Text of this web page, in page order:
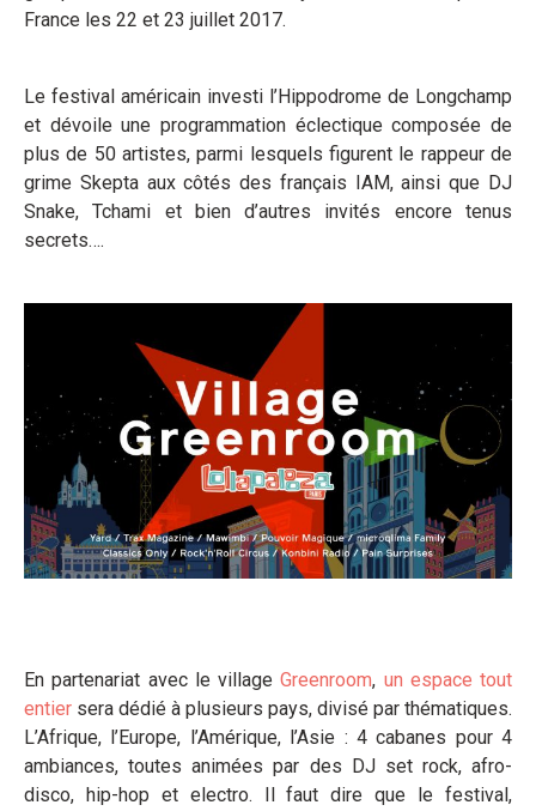
France les 22 et 23 juillet 2017.
Le festival américain investi l’Hippodrome de Longchamp
et dévoile une programmation éclectique composée de
plus de 50 artistes, parmi lesquels figurent le rappeur de
grime Skepta aux côtés des français IAM, ainsi que DJ
Snake, Tchami et bien d’autres invités encore tenus
secrets….
En partenariat avec le villageGreenroom, un espace tout
entier sera dédié à plusieurs pays, divisé par thématiques.
L’Afrique, l’Europe, l’Amérique, l’Asie : 4 cabanes pour 4
ambiances, toutes animées par des DJ set rock, afro-
disco, hip-hop et electro. Il faut dire que le festival,